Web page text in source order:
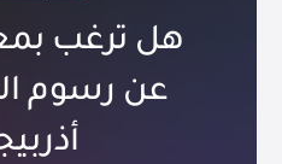
هل ترغب
عن رسوم